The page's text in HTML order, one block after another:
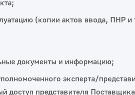
(копии актов ввода, ПНР и
документы и информацию;
эксперта/
доступ представителя